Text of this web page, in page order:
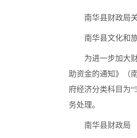
南华县财政局
南华县文化和
为进一步加大
助资金的通知》（
府经济分类科目为
务处理。
南华县财政局